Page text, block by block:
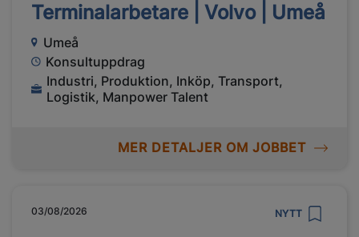
Terminalarbetare | Volvo | Umeå
Umeå
Konsultuppdrag
Industri, Produktion, Inköp, Transport,
Logistik, Manpower Talent
MER DETALJER OM JOBBET
03/08/2026 NYTT